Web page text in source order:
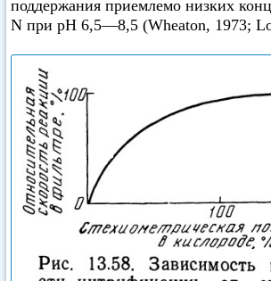
поддержания приемлемо низких
N при pH 6,5—8,5 (Wheaton, 1973;